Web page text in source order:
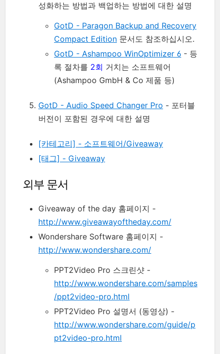
성화하는 방법과 백업하는 방법에 대한 설명
GotD - Paragon Backup and Recovery
Compact Edition 문서도 참조하십시오.
GotD - Ashampoo WinOptimizer 6 - 등
록 절차를 2회 거치는 소프트웨어
(Ashampoo GmbH & Co 제품 등)
GotD - Audio Speed Changer Pro - 포터블
버전이 포함된 경우에 대한 설명
[카테고리] - 소프트웨어/Giveaway
[태그] - Giveaway
외부 문서
Giveaway of the day 홈페이지 -
http://www.giveawayoftheday.com/
Wondershare Software 홈페이지 -
http://www.wondershare.com/
PPT2Video Pro 스크린샷 -
http://www.wondershare.com/samples
/ppt2video-pro.html
PPT2Video Pro 설명서 (동영상) -
http://www.wondershare.com/guide/p
pt2video-pro.html